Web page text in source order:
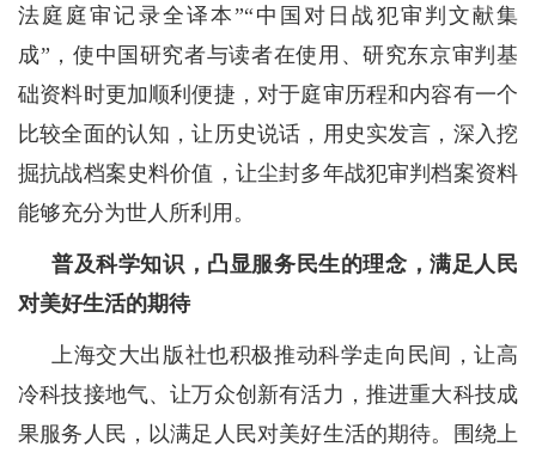
法庭庭审记录全译本”“中国对日战犯审判文献集
成”，使中国研究者与读者在使用、研究东京审判基
础资料时更加顺利便捷，对于庭审历程和内容有一个
比较全面的认知，让历史说话，用史实发言，深入挖
掘抗战档案史料价值，让尘封多年战犯审判档案资料
能够充分为世人所利用。
普及科学知识，凸显服务民生的理念，满足人民
对美好生活的期待
上海交大出版社也积极推动科学走向民间，让高
冷科技接地气、让万众创新有活力，推进重大科技成
果服务人民，以满足人民对美好生活的期待。围绕上